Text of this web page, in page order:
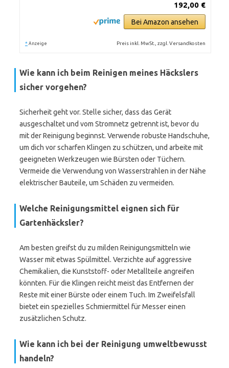
192,00 €
Bei Amazon ansehen
* Anzeige Preis inkl. MwSt., zzgl. Versandkosten
Wie kann ich beim Reinigen meines Häckslers
sicher vorgehen?
Sicherheit geht vor. Stelle sicher, dass das Gerät
ausgeschaltet und vom Stromnetz getrennt ist, bevor du
mit der Reinigung beginnst. Verwende robuste Handschuhe,
um dich vor scharfen Klingen zu schützen, und arbeite mit
geeigneten Werkzeugen wie Bürsten oder Tüchern.
Vermeide die Verwendung von Wasserstrahlen in der Nähe
elektrischer Bauteile, um Schäden zu vermeiden.
Welche Reinigungsmittel eignen sich für
Gartenhäcksler?
Am besten greifst du zu milden Reinigungsmitteln wie
Wasser mit etwas Spülmittel. Verzichte auf aggressive
Chemikalien, die Kunststoff- oder Metallteile angreifen
könnten. Für die Klingen reicht meist das Entfernen der
Reste mit einer Bürste oder einem Tuch. Im Zweifelsfall
bietet ein spezielles Schmiermittel für Messer einen
zusätzlichen Schutz.
Wie kann ich bei der Reinigung umweltbewusst
handeln?